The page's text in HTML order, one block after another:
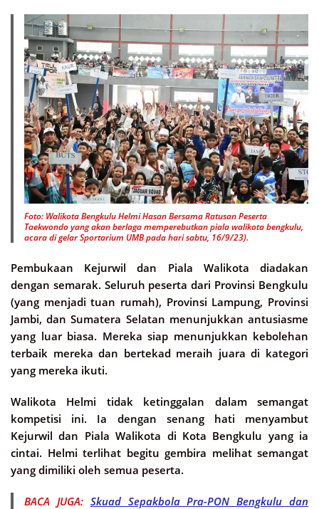
Foto: Walikota Bengkulu Helmi Hasan Bersama Ratusan Peserta
Taekwondo yang akan berlaga memperebutkan piala walikota bengkulu,
acara di gelar Sportarium UMB pada hari sabtu, 16/9/23).
Pembukaan Kejurwil dan Piala Walikota diadakan
dengan semarak. Seluruh peserta dari Provinsi Bengkulu
(yang menjadi tuan rumah), Provinsi Lampung, Provinsi
Jambi, dan Sumatera Selatan menunjukkan antusiasme
yang luar biasa. Mereka siap menunjukkan kebolehan
terbaik mereka dan bertekad meraih juara di kategori
yang mereka ikuti.
Walikota Helmi tidak ketinggalan dalam semangat
kompetisi ini. Ia dengan senang hati menyambut
Kejurwil dan Piala Walikota di Kota Bengkulu yang ia
cintai. Helmi terlihat begitu gembira melihat semangat
yang dimiliki oleh semua peserta.
BACA JUGA: Skuad Sepakbola Pra-PON Bengkulu dan